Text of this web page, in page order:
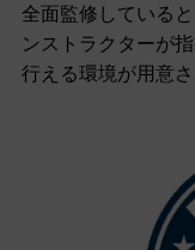
全面監修している
ンストラクターが
行える環境が用意さ